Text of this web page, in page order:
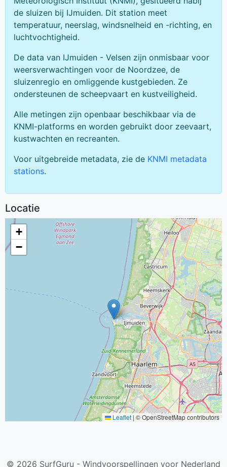
de sluizen bij IJmuiden. Dit station meet
temperatuur, neerslag, windsnelheid en -richting, en
luchtvochtigheid.
De data van IJmuiden - Velsen zijn onmisbaar voor
weersverwachtingen voor de Noordzee, de
sluizenregio en omliggende kustgebieden. Ze
ondersteunen de scheepvaart en kustveiligheid.
Alle metingen zijn openbaar beschikbaar via de
KNMI-platforms en worden gebruikt door zeevaart,
kustwachten en recreanten.
Voor uitgebreide metadata, zie de KNMI metadata
stations.
Locatie
+
−
Leaflet | © OpenStreetMap contributors
© 2026 SurfGuru - Windvoorspellingen voor Nederland